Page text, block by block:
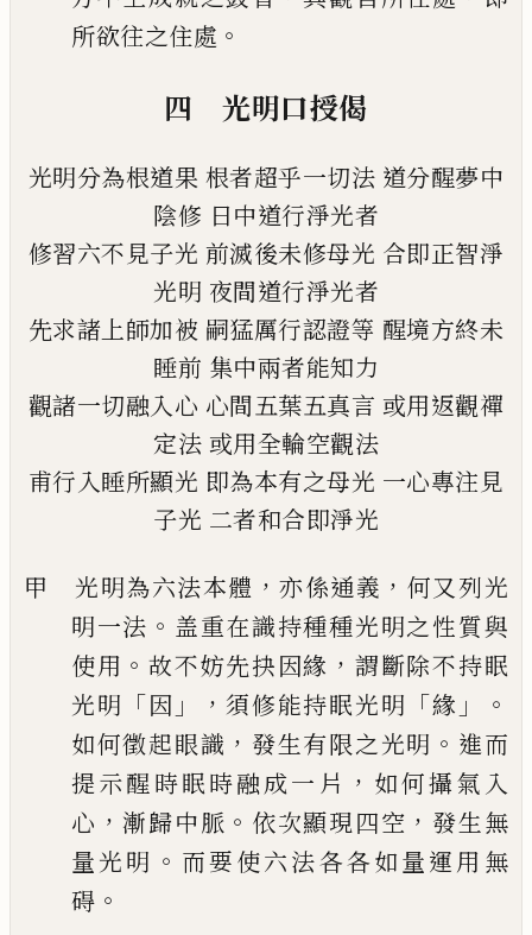
所欲往之住處 。
四 光明口授偈
光明分為根道果 根者超乎一切法 道分醒夢中
陰修 日中道行淨光者
修習六不見子光 前滅後未修母光 合即正智淨
光明 夜間道行淨光者
先求諸上師加被 嗣猛厲行認證等 醒境方終未
睡前 集中兩者能知力
觀諸一切融入心 心間五葉五真言 或用返觀禪
定法 或用全輪空觀法
甫行入睡所顯光 即為本有之母光 一心專注見
子光 二者和合即淨光
甲 光明為六法本體 ，亦係通義 ， 何又列光
明一法 。 盖重在識持種種光明之性質與
使用 。故不妨先抉因緣 ， 謂斷除不持眠
光明 「因 」， 須修能持眠光明 「緣 」。
如何徵起眼識 ， 發生有限之光明 。 進而
提示醒時眠時融成一片 ， 如何攝氣入
心 ，漸歸中脈 。 依次顯現四空 ， 發生無
量光明 。 而要使六法各各如量運用無
碍 。